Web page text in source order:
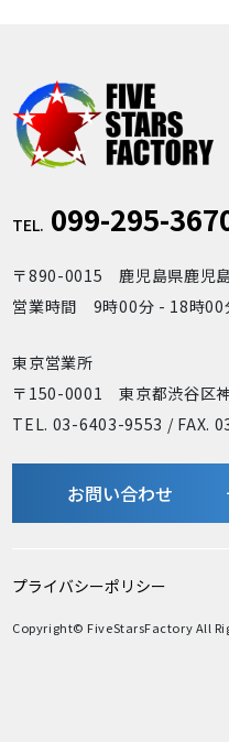
TEL. 099-295-
〒890-0015 鹿児島県鹿児
営業時間 9時00分 - 18時00
東京営業所
〒150-0001 東京都渋谷区
TEL. 03-6403-9553 / FAX.
お問い合わせ
プライバシーポリシー
Copyright© FiveStarsFactory All